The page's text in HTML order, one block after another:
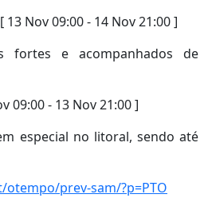
Nov 09:00 - 14 Nov 21:00 ]
fortes e acompanhados de
09:00 - 13 Nov 21:00 ]
especial no litoral, sendo até
prev-sam/?p=PTO